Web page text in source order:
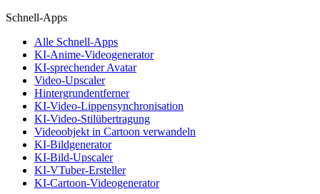
Schnell-Apps
Alle Schnell-Apps
KI-Anime-Videogenerator
KI-sprechender Avatar
Video-Upscaler
Hintergrundentferner
KI-Video-Lippensynchronisation
KI-Video-Stilübertragung
Videoobjekt in Cartoon verwandeln
KI-Bildgenerator
KI-Bild-Upscaler
KI-VTuber-Ersteller
KI-Cartoon-Videogenerator